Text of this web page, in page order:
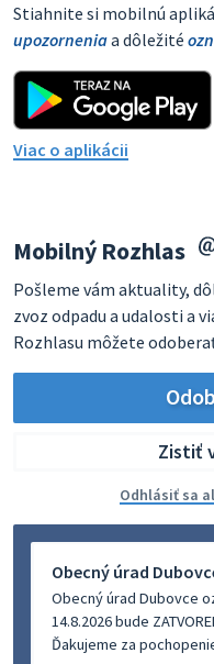
Stiahnite si mobilnú
upozorneniaa dôležité
Viac o aplikácii
Mobilný Rozhlas
Pošleme vám aktuality,
zvoz odpadu a udalosti a
Rozhlasu môžete
Zistiť
Odhlásiť sa
Obecný úrad
Obecný úrad Dubovce
14.8.2026 bude
Ďakujeme za